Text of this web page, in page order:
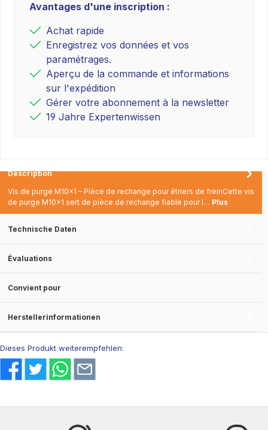
Avantages d'une inscription :
Achat rapide
Enregistrez vos données et vos
paramétrages.
Aperçu de la commande et informations
sur l'expédition
Gérer votre abonnement à la newsletter
19 Jahre Expertenwissen
Description
Vis de purge M10x1 – Pièce de rechange pour étriers de freinCette vis
de purge M10x1 sert de pièce de rechange fiable pour l… Plus
Technische Daten
Évaluations
Convient pour
Herstellerinformationen
Dieses Produkt weiterempfehlen: